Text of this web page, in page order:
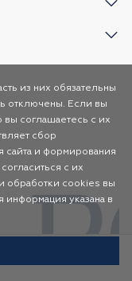
из них обязательны
отключены. Если вы
вы соглашаетесь с их
сбор
сайта и формирования
с их
обработки cookies вы
информация указана в